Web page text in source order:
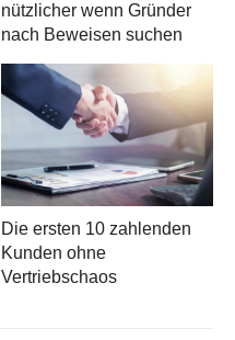
nützlicher wenn Gründer
nach Beweisen suchen
Die ersten 10 zahlenden
Kunden ohne
Vertriebschaos